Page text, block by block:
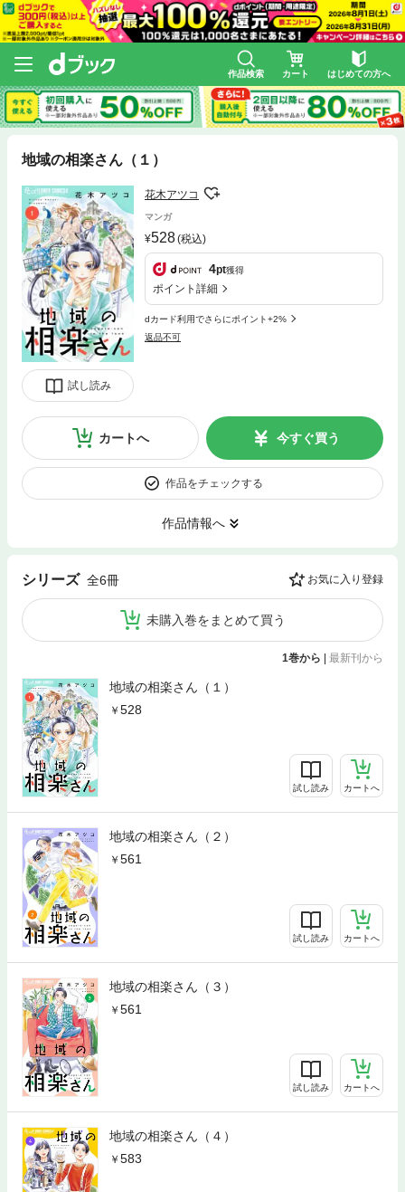
作品検索 カート はじめての方へ
地域の相楽さん（１）
試し読み
花木アツコ
マンガ
528(税込)
4pt獲得
ポイント詳細
dカード利用でさらにポイント+2%
返品不可
カートへ 今すぐ買う
作品をチェックする
作品情報へ
シリーズ 全6冊 お気に入り登録
未購入巻をまとめて買う
1巻から 最新刊から
地域の相楽さん（１）
528
試し読み カートへ
地域の相楽さん（２）
561
試し読み カートへ
地域の相楽さん（３）
561
試し読み カートへ
地域の相楽さん（４）
583